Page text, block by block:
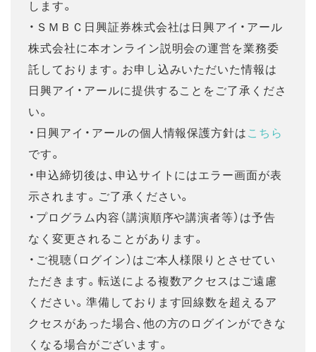
します。
・ＳＭＢＣ日興証券株式会社は日興アイ・アール
株式会社に本オンライン説明会の運営を業務委
託しております。お申し込みいただいた情報は
日興アイ・アールに提供することをご了承くださ
い。
・日興アイ・アールの個人情報保護方針はこちら
です。
・申込締切後は、申込サイトにはエラー画面が表
示されます。ご了承ください。
・プログラム内容（講演順序や講演者等）は予告
なく変更されることがあります。
・ご視聴（ログイン）はご本人様限りとさせてい
ただきます。転送による複数アクセスはご遠慮
ください。準備しております回線数を超えるア
クセスがあった場合、他の方のログインができな
くなる場合がございます。